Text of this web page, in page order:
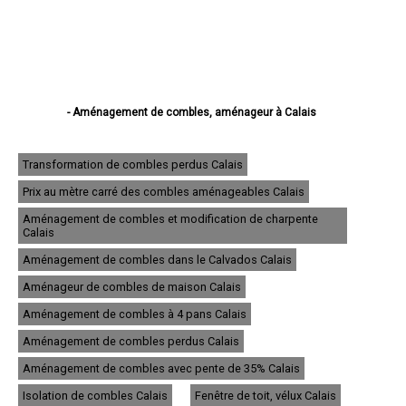
- Aménagement de combles, aménageur à Calais
- Aménagement de combles, aménageur à Lens
- Aménagement de combles, aménageur à Liévin
- Aménagement de combles, aménageur à Béthune
- Aménagement de combles, aménageur à Hénin-Beaumont
- Aménagement de combles, aménageur à Bruay-la-Buissière
- Aménagement de combles, aménageur à Avion
- Aménagement de combles, aménageur à Carvin
- Aménagement de combles, aménageur à Berck
- Aménagement de combles, aménageur à Saint-Omer
- Aménagement de combles, aménageur à Outreau
- Aménagement de combles, aménageur à Harnes
- Aménagement de combles, aménageur à Méricourt
- Aménagement de combles, aménageur à Nœux-les-Mines
- Aménagement de combles, aménageur à Bully-les-Mines
- Aménagement de combles, aménageur à Étaples
Transformation de combles perdus Calais
Prix au mètre carré des combles aménageables Calais
Aménagement de combles et modification de charpente
Calais
Aménagement de combles dans le Calvados Calais
Aménageur de combles de maison Calais
Aménagement de combles à 4 pans Calais
Aménagement de combles perdus Calais
Aménagement de combles avec pente de 35% Calais
Isolation de combles Calais
Fenêtre de toit, vélux Calais